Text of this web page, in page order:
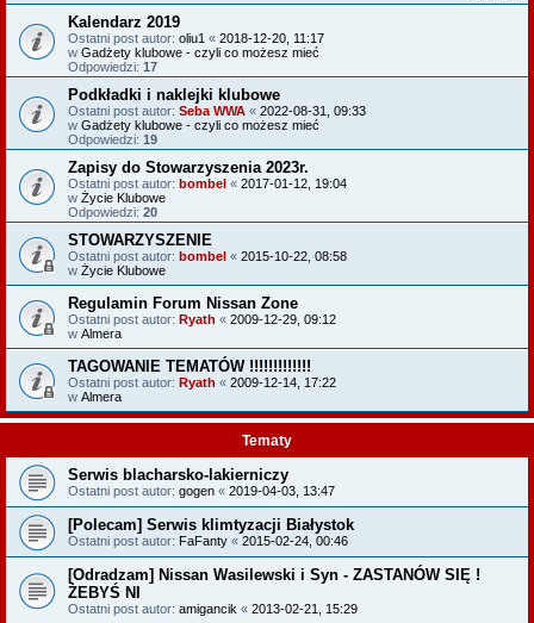
Kalendarz 2019
Ostatni post autor: oliu1 « 2018-12-20, 11:17
w Gadżety klubowe - czyli co możesz mieć
Odpowiedzi: 17
Podkładki i naklejki klubowe
Ostatni post autor: Seba WWA « 2022-08-31, 09:33
w Gadżety klubowe - czyli co możesz mieć
Odpowiedzi: 19
Zapisy do Stowarzyszenia 2023r.
Ostatni post autor: bombel « 2017-01-12, 19:04
w Życie Klubowe
Odpowiedzi: 20
STOWARZYSZENIE
Ostatni post autor: bombel « 2015-10-22, 08:58
w Życie Klubowe
Regulamin Forum Nissan Zone
Ostatni post autor: Ryath « 2009-12-29, 09:12
w Almera
TAGOWANIE TEMATÓW !!!!!!!!!!!!!
Ostatni post autor: Ryath « 2009-12-14, 17:22
w Almera
Tematy
Serwis blacharsko-lakierniczy
Ostatni post autor: gogen « 2019-04-03, 13:47
[Polecam] Serwis klimtyzacji Białystok
Ostatni post autor: FaFanty « 2015-02-24, 00:46
[Odradzam] Nissan Wasilewski i Syn - ZASTANÓW SIĘ !
ŻEBYŚ NI
Ostatni post autor: amigancik « 2013-02-21, 15:29